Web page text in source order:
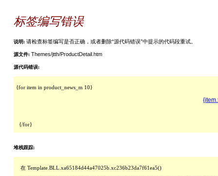
标签编写错误
说明: 请检查标签编写是否正确，或者删除“源代码错误”中提示的代码段重试。
源文件: Themes/jtth/ProductDetail.htm
源代码错误:
  {/for}
堆栈跟踪:
   在 Template.BLL.xa65184d44a47025b.xc236b23da7f61ea5()